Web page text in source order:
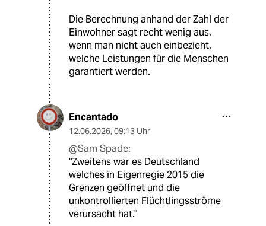
Die Berechnung anhand der Zahl der
Einwohner sagt recht wenig aus,
wenn man nicht auch einbezieht,
welche Leistungen für die Menschen
garantiert werden.
Encantado
12.06.2026, 09:13 Uhr
@Sam Spade:
"Zweitens war es Deutschland
welches in Eigenregie 2015 die
Grenzen geöffnet und die
unkontrollierten Flüchtlingsströme
verursacht hat."